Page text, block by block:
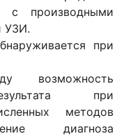
с производными
УЗИ.
при
возможность
при
методов
диагноза